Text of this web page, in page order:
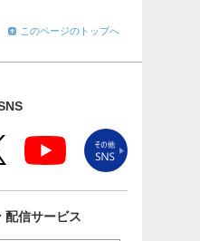
このページのトップへ
配信サービス